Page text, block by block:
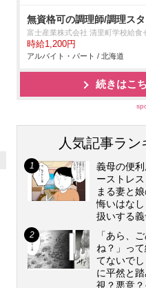
無資格可の調理師/調理ス
富士産業株式会社 清里町学校給食
時給1,200円
アルバイト・パート / 北海道
続きはこ
人気記事ラン
義母の便
ーストレ
まる妻と
悔いはな
扱いする義
「あら、
ね？」っ
てないで
に平然と
視？悪意